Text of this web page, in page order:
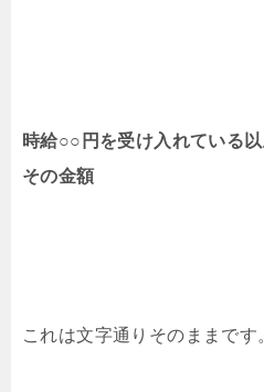
時給○○円を受け入れている
その金額
これは文字通りそのままです